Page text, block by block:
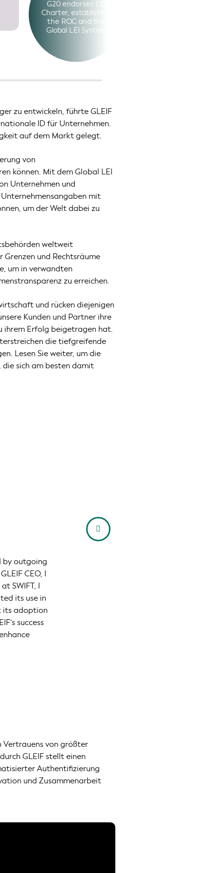
G20 endorses LEI
Charter, establishing
the ROC and the
Global LEI System
zu entwickeln, führte GLEIF
ID für Unternehmen.
auf dem Markt gelegt.
von
können. Mit dem Global LEI
Unternehmen und
mit
um der Welt dabei zu
weltweit
und Rechtsräume
um in verwandten
zu erreichen.
und rücken diejenigen
Kunden und Partner ihre
ihrem Erfolg beigetragen hat.
die tiefgreifende
Lesen Sie weiter, um die
die sich am besten damit
by outgoing
CEO, I
SWIFT, I
its use in
its adoption
success
von größter
GLEIF stellt einen
Authentifizierung
und Zusammenarbeit